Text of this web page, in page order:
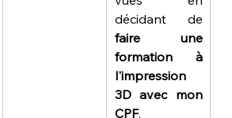
faire une
formation à
l'impression
3D avec mon
CPF.